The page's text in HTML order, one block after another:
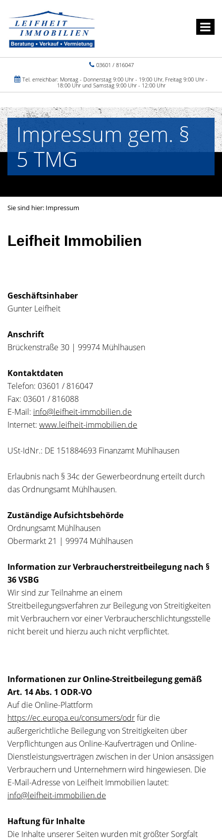
03601 / 816047
Tel. erreichbar: Montag - Donnerstag 9:00 Uhr - 19:00 Uhr, Freitag 9:00 Uhr -
18:00 Uhr und Samstag 9:00 Uhr - 12:00 Uhr
Impressum gem. §
5 TMG
Sie sind hier: Impressum
Leifheit Immobilien
Geschäftsinhaber
Gunter Leifheit
Anschrift
Brückenstraße 30 | 99974 Mühlhausen
Kontaktdaten
Telefon: 03601 / 816047
Fax: 03601 / 816088
E-Mail: info@leifheit-immobilien.de
Internet: www.leifheit-immobilien.de
USt-IdNr.: DE 151884693 Finanzamt Mühlhausen
Erlaubnis nach § 34c der Gewerbeordnung erteilt durch
das Ordnungsamt Mühlhausen.
Zuständige Aufsichtsbehörde
Ordnungsamt Mühlhausen
Obermarkt 21 | 99974 Mühlhausen
Information zur Verbraucherstreitbeilegung nach §
36 VSBG
Wir sind zur Teilnahme an einem
Streitbeilegungsverfahren zur Beilegung von Streitigkeiten
mit Verbrauchern vor einer Verbraucherschlichtungsstelle
nicht bereit und hierzu auch nicht verpflichtet.
Informationen zur Online-Streitbeilegung gemäß
Art. 14 Abs. 1 ODR-VO
Auf die Online-Plattform
https://ec.europa.eu/consumers/odrfür die
außergerichtliche Beilegung von Streitigkeiten über
Verpflichtungen aus Online-Kaufverträgen und Online-
Dienstleistungsverträgen zwischen in der Union ansässigen
Verbrauchern und Unternehmern wird hingewiesen. Die
E-Mail-Adresse von Leifheit Immobilien lautet:
info@leifheit-immobilien.de
Haftung für Inhalte
Die Inhalte unserer Seiten wurden mit größter Sorgfalt